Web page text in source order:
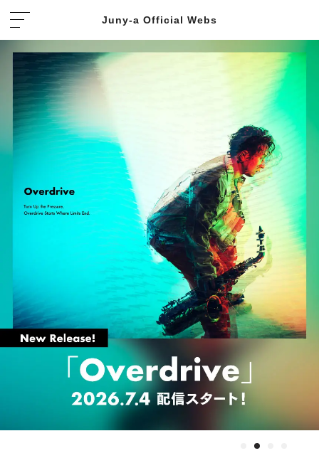
Juny-a Official Webs
ワンマン＆クラファン配信祭り２０２６
INFORMATION
2026/6/10
ホシゾラオーケストラ練習会スケジュール6月
2026/4/13